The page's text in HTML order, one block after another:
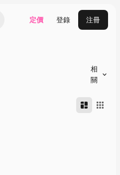
索 定價 登錄 注冊
相
關